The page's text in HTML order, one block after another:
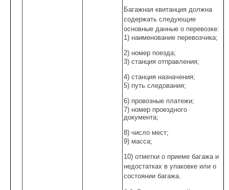
Багажная квитанция должна
содержать следующие
основные данные о перевозке:
1) наименование перевозчика;
2) номер поезда;
3) станция отправления;
4) станция назначения;
5) путь следования;
6) провозные платежи;
7) номер проездного
документа;
8) число мест;
9) масса;
10) отметки о приеме багажа и
недостатках в упаковке или о
состоянии багажа.